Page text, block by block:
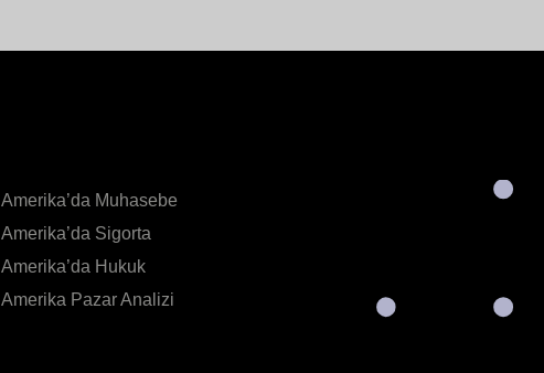
Amerika’da Muhasebe
Amerika’da Sigorta
Amerika’da Hukuk
Amerika Pazar Analizi